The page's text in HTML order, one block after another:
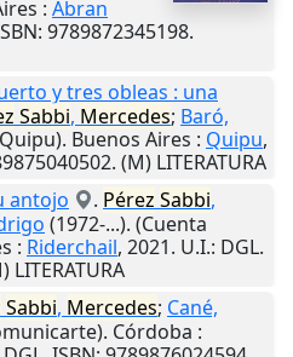
: Abran
9789872345198.
y tres obleas : una
Sabbi, Mercedes; Baró,
Buenos Aires : Quipu,
(M) LITERATURA
antojo
. Pérez Sabbi,
(1972-...). (Cuenta
: Riderchail, 2021. U.I.: DGL.
LITERATURA
Sabbi, Mercedes; Cané,
Córdoba :